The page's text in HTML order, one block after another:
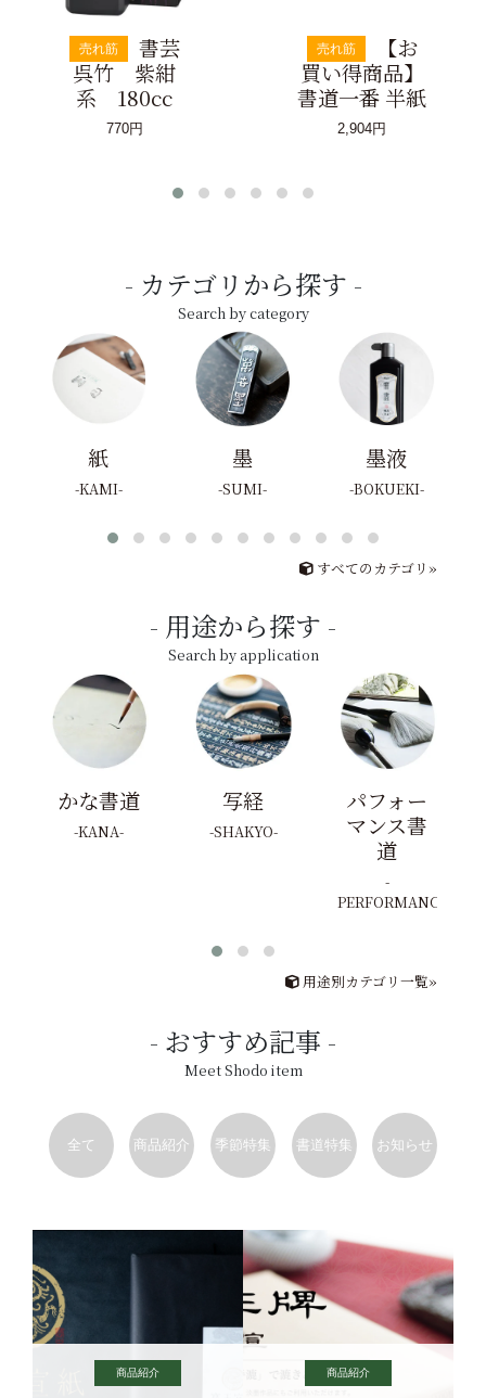
売れ筋
書芸
呉竹 紫紺
系 180cc
770円
売れ筋
【お
買い得商品】
書道一番 半紙
2,904円
カテゴリから探す
Search by category
紙
KAMI
墨
SUMI
墨液
BOKUEKI
すべてのカテゴリ»
用途から探す
Search by application
かな書道
KANA
写経
SHAKYO
パフォー
マンス書
道
PERFORMANCE
用途別カテゴリ一覧»
おすすめ記事
Meet Shodo item
全て 商品紹介 季節特集 書道特集 お知らせ
商品紹介 商品紹介